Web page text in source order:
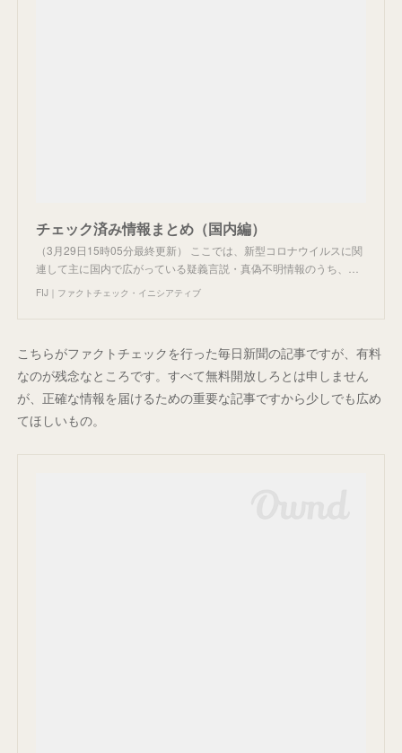
チェック済み情報まとめ（国内編）
（3月29日15時05分最終更新） ここでは、新型コロナウイルスに関
連して主に国内で広がっている疑義言説・真偽不明情報のうち、…
FIJ｜ファクトチェック・イニシアティブ
こちらがファクトチェックを行った毎日新聞の記事ですが、有料
なのが残念なところです。すべて無料開放しろとは申しません
が、正確な情報を届けるための重要な記事ですから少しでも広め
てほしいもの。